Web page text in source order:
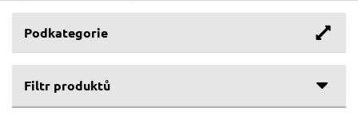
Podkategorie
Filtr produktů